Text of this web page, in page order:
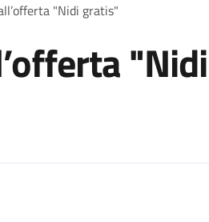
"Nidi gratis"
"Nidi